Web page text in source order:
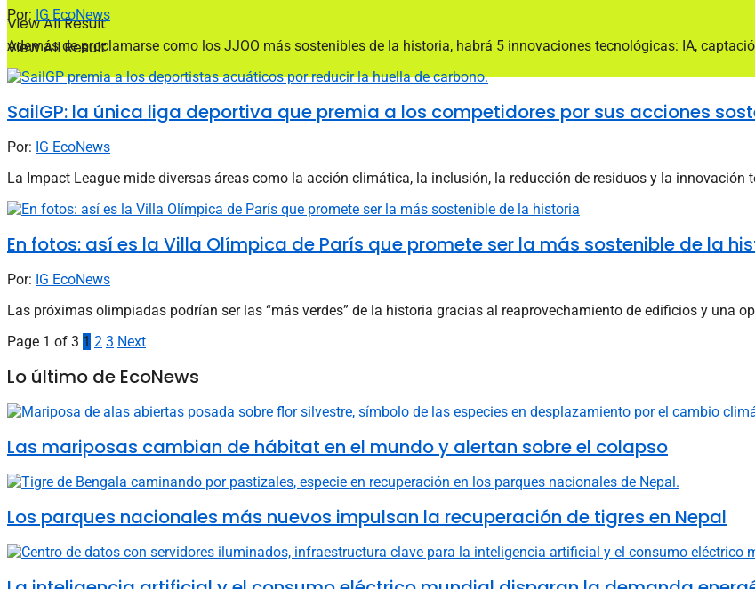
View All Result
View All Result
Por: IG EcoNews
Además de proclamarse como los JJOO más sostenibles de la historia, habrá 5 innovaciones tecnológicas: IA,
SailGP: la única liga deportiva que premia a los competidores por sus acciones
Por: IG EcoNews
La Impact League mide diversas áreas como la acción climática, la inclusión, la reducción de residuos y la innovación
En fotos: así es la Villa Olímpica de París que promete ser la más sostenible de la
Por: IG EcoNews
Las próximas olimpiadas podrían ser las “más verdes” de la historia gracias al reaprovechamiento de edificios y una
Page 1 of 3 1 2 3 Next
Lo último de EcoNews
Las mariposas cambian de hábitat en el mundo y alertan sobre el colapso
Los parques nacionales más nuevos impulsan la recuperación de tigres en Nepal